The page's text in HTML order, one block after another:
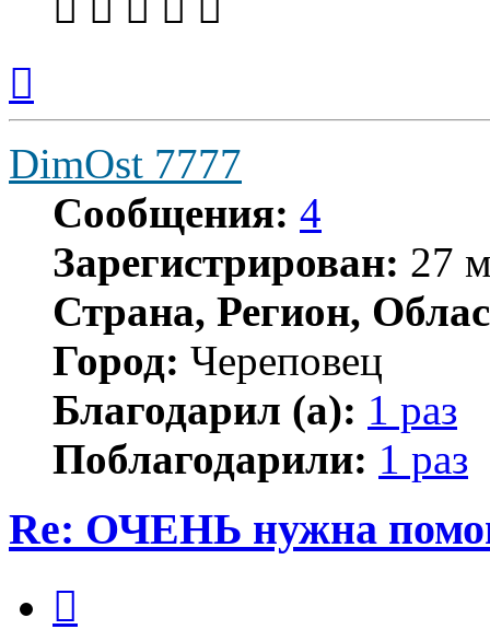
началу
DimOst 7777
Сообщения: 4
Зарегистрирован: 27
Страна, Регион,
Город: Череповец
Благодарил (а): 1 раз
Поблагодарили: 1 раз
Re: ОЧЕНЬ нужна